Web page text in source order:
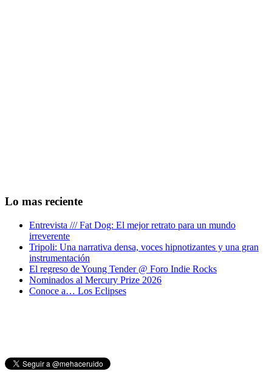
Lo mas reciente
Entrevista /// Fat Dog: El mejor retrato para un mundo
irreverente
Tripoli: Una narrativa densa, voces hipnotizantes y una gran
instrumentación
El regreso de Young Tender @ Foro Indie Rocks
Nominados al Mercury Prize 2026
Conoce a… Los Eclipses